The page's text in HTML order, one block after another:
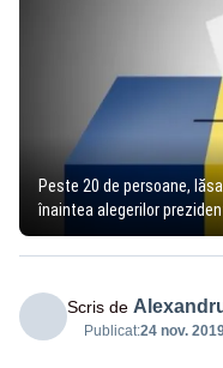
Peste 20 de persoane,
înaintea alegerilor
Scris de
Publicat:24 nov.